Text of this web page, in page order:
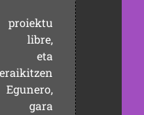
libre,
eta
gara